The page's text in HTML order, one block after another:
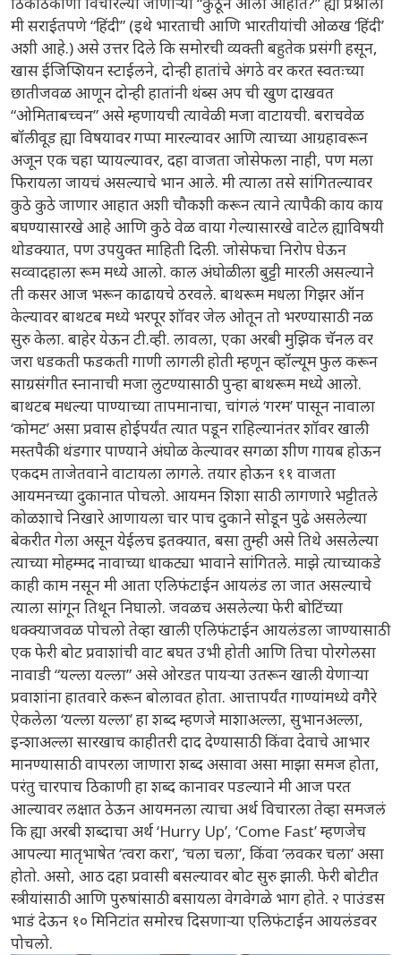
मी सराईतपणे “हिंदी” (इथे भारताची आणि भारतीयांची ओळख ‘हिंदी’
अशी आहे.) असे उत्तर दिले कि समोरची व्यक्ती बहुतेक प्रसंगी हसून,
खास ईजिप्शियन स्टाईलने, दोन्ही हातांचे अंगठे वर करत स्वतःच्या
छातीजवळ आणून दोन्ही हातांनी थंब्स अप ची खुण दाखवत
“ओमिताबच्चन” असे म्हणायची त्यावेळी मजा वाटायची. बराचवेळ
बॉलीवूड ह्या विषयावर गप्पा मारल्यावर आणि त्याच्या आग्रहावरून
अजून एक चहा प्यायल्यावर, दहा वाजता जोसेफला नाही, पण मला
फिरायला जायचं असल्याचे भान आले. मी त्याला तसे सांगितल्यावर
कुठे कुठे जाणार आहात अशी चौकशी करून त्याने त्यापैकी काय काय
बघण्यासारखे आहे आणि कुठे वेळ वाया गेल्यासारखे वाटेल ह्याविषयी
थोडक्यात, पण उपयुक्त माहिती दिली. जोसेफचा निरोप घेऊन
सव्वादहाला रूम मध्ये आलो. काल अंघोळीला बुट्टी मारली असल्याने
ती कसर आज भरून काढायचे ठरवले. बाथरूम मधला गिझर ऑन
केल्यावर बाथटब मध्ये भरपूर शॉवर जेल ओतून तो भरण्यासाठी नळ
सुरु केला. बाहेर येऊन टी.व्ही. लावला, एका अरबी मुझिक चॅनल वर
जरा धडकती फडकती गाणी लागली होती म्हणून व्हॉल्यूम फुल करून
साग्रसंगीत स्नानाची मजा लुटण्यासाठी पुन्हा बाथरूम मध्ये आलो.
बाथटब मधल्या पाण्याच्या तापमानाचा, चांगलं ‘गरम’ पासून नावाला
‘कोमट’ असा प्रवास होईपर्यंत त्यात पडून राहिल्यानंतर शॉवर खाली
मस्तपैकी थंडगार पाण्याने अंघोळ केल्यावर सगळा शीण गायब होऊन
एकदम ताजेतवाने वाटायला लागले. तयार होऊन ११ वाजता
आयमनच्या दुकानात पोचलो. आयमन शिशा साठी लागणारे भट्टीतले
कोळशाचे निखारे आणायला चार पाच दुकाने सोडून पुढे असलेल्या
बेकरीत गेला असून येईलच इतक्यात, बसा तुम्ही असे तिथे असलेल्या
त्याच्या मोहम्मद नावाच्या धाकट्या भावाने सांगितले. माझे त्याच्याकडे
काही काम नसून मी आता एलिफंटाईन आयलंड ला जात असल्याचे
त्याला सांगून तिथून निघालो. जवळच असलेल्या फेरी बोटिंच्या
धक्क्याजवळ पोचलो तेव्हा खाली एलिफंटाईन आयलंडला जाण्यासाठी
एक फेरी बोट प्रवाशांची वाट बघत उभी होती आणि तिचा पोरगेलसा
नावाडी “यल्ला यल्ला” असे ओरडत पायऱ्या उतरून खाली येणाऱ्या
प्रवाशांना हातवारे करून बोलावत होता. आत्तापर्यंत गाण्यांमध्ये वगैरे
ऐकलेला ‘यल्ला यल्ला’ हा शब्द म्हणजे माशाअल्ला, सुभानअल्ला,
इन्शाअल्ला सारखाच काहीतरी दाद देण्यासाठी किंवा देवाचे आभार
मानण्यासाठी वापरला जाणारा शब्द असावा असा माझा समज होता,
परंतु चारपाच ठिकाणी हा शब्द कानावर पडल्याने मी आज परत
आल्यावर लक्षात ठेऊन आयमनला त्याचा अर्थ विचारला तेव्हा समजलं
कि ह्या अरबी शब्दाचा अर्थ ‘Hurry Up’, ‘Come Fast’ म्हणजेच
आपल्या मातृभाषेत ‘त्वरा करा’, ‘चला चला’, किंवा ‘लवकर चला’ असा
होतो. असो, आठ दहा प्रवासी बसल्यावर बोट सुरु झाली. फेरी बोटीत
स्त्रीयांसाठी आणि पुरुषांसाठी बसायला वेगवेगळे भाग होते. २ पाउंडस
भाडं देऊन १० मिनिटांत समोरच दिसणाऱ्या एलिफंटाईन आयलंडवर
पोचलो.